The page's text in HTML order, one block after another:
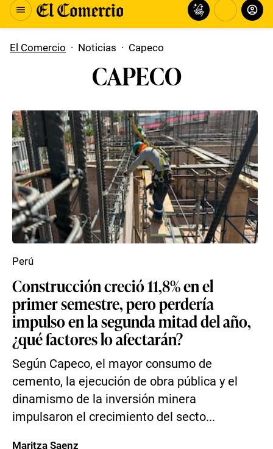
El Comercio · Noticias · Capeco
CAPECO
Construcción creció 11,8% en el
primer semestre, pero perdería
impulso en la segunda mitad del año,
¿qué factores lo afectarán?
Según Capeco, el mayor consumo de
cemento, la ejecución de obra pública y el
dinamismo de la inversión minera
impulsaron el crecimiento del secto...
Perú
Maritza Saenz